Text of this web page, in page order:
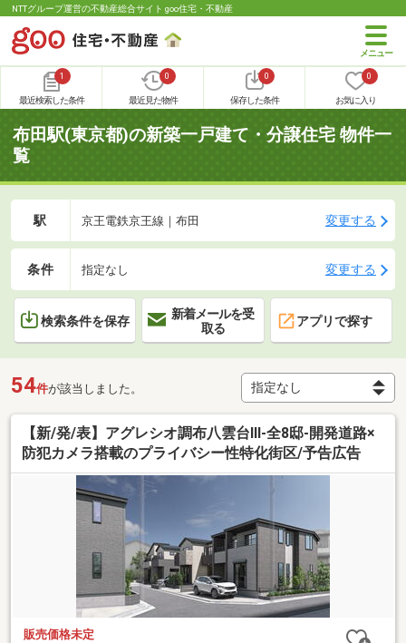
NTTグループ運営の不動産総合サイト goo住宅・不動産
1
最近検索した条件
0
最近見た物件
0
保存した条件
0
お気に入り
布田駅(東京都)の新築一戸建て・分譲住宅 物件一
覧
駅 京王電鉄京王線｜布田 変更する
条件 指定なし 変更する
検索条件を保存
新着メールを受
取る
アプリで探す
54件が該当しました。
【新/発/表】アグレシオ調布八雲台Ⅲ-全8邸-開発道路×
防犯カメラ搭載のプライバシー性特化街区/予告広告
販売価格未定